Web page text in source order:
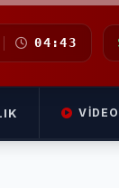
04:43
VIDEO